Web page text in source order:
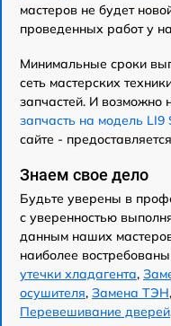
мастеров не будет
проведенных работ у
Минимальные сроки
сеть мастерских
запчастей. И возможно
запчасть на модель LI9
сайте -
Знаем свое дело
Будьте уверены в
с уверенностью
данным наших
наиболее
утечки хладагента,
осушителя, Замена ТЭН,
Перевешивание дверей